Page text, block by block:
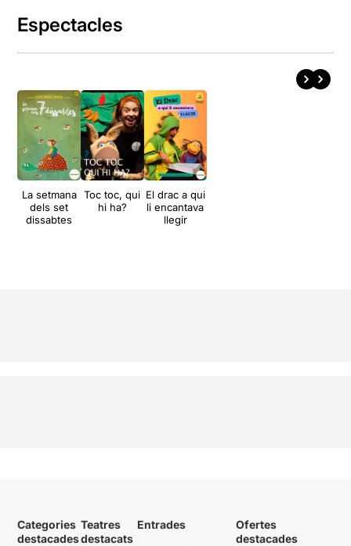
Espectacles
La setmana
dels set
dissabtes
Toc toc, qui
hi ha?
El drac a qui
li encantava
llegir
Categories
destacades
Teatres
destacats
Entrades
Ofertes
destacades